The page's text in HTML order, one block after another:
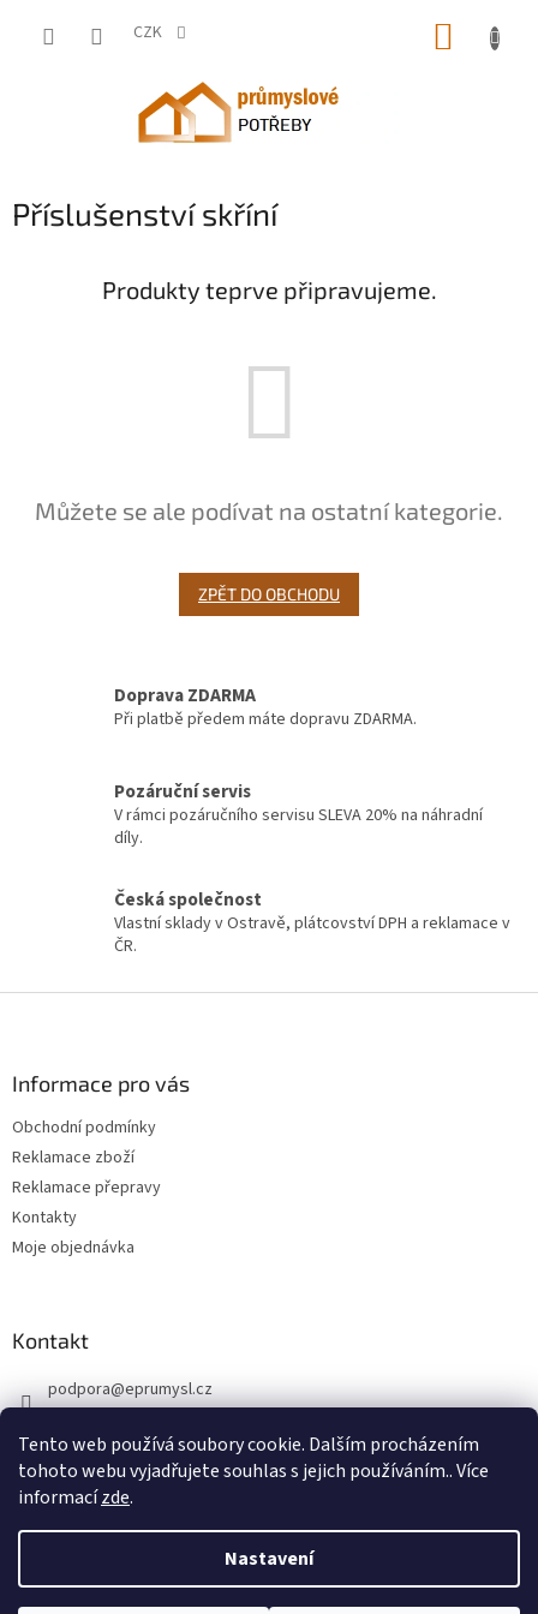
Tento web používá soubory cookie. Dalším procházením
tohoto webu vyjadřujete souhlas s jejich používáním.. Více
informacízde.
Nastavení
CZK
Příslušenství skříní
Produkty teprve připravujeme.
Můžete se ale podívat na ostatní kategorie.
ZPĚT DO OBCHODU
Doprava ZDARMA
Při platbě předem máte dopravu ZDARMA.
Pozáruční servis
V rámci pozáručního servisu SLEVA 20% na náhradní
díly.
Česká společnost
Vlastní sklady v Ostravě, plátcovství DPH a reklamace v
ČR.
Informace pro vás
Obchodní podmínky
Reklamace zboží
Reklamace přepravy
Kontakty
Moje objednávka
Kontakt
podpora@eprumysl.cz
Vytvořil Shoptet